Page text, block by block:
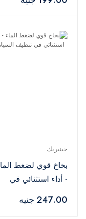
جينيريك
بخاخ قوي لضغط
- أداء استثنائي في
247.00 جنيه